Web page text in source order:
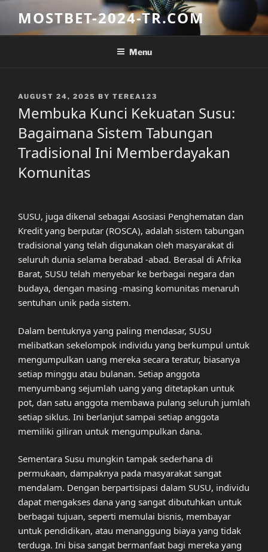
content
MOSTBET-2024-TR.COM
Menu
POSTED
AUGUST 24, 2025 BY TEREA123
Membuka Kunci Kekuatan Susu:
Bagaimana Sistem Tabungan
Tradisional Ini Memberdayakan
Komunitas
SUSU, juga dikenal sebagai Asosiasi Penghematan dan
Kredit yang berputar (ROSCA), adalah sistem tabungan
tradisional yang telah digunakan oleh masyarakat di
seluruh dunia selama berabad -abad. Berasal di Afrika
Barat, SUSU telah menyebar ke berbagai negara dan
budaya, dengan masing -masing komunitas menaruh
sentuhan unik pada sistem.
Dalam bentuknya yang paling mendasar, SUSU
melibatkan sekelompok individu yang berkumpul untuk
mengumpulkan uang mereka secara teratur, biasanya
setiap minggu atau bulanan. Setiap anggota
menyumbang sejumlah uang yang ditetapkan untuk
pot, dan satu anggota membawa pulang seluruh jumlah
setiap siklus. Ini berlanjut sampai setiap anggota
memiliki giliran untuk mengumpulkan dana.
Sementara Susu mungkin tampak sederhana di
permukaan, dampaknya pada masyarakat sangat
mendalam. Dengan berpartisipasi dalam SUSU, individu
dapat mengakses dana yang sangat dibutuhkan untuk
berbagai tujuan, seperti memulai bisnis, membayar
untuk pendidikan, atau menanggung biaya yang tidak
terduga. Ini bisa sangat bermanfaat bagi mereka yang